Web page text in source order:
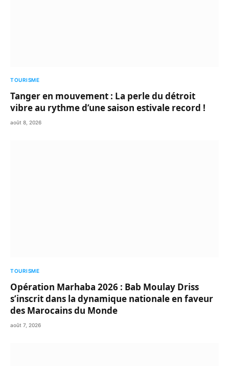
TOURISME
Tanger en mouvement : La perle du détroit
vibre au rythme d’une saison estivale record !
août 8, 2026
TOURISME
Opération Marhaba 2026 : Bab Moulay Driss
s’inscrit dans la dynamique nationale en faveur
des Marocains du Monde
août 7, 2026